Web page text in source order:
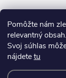
Pomôžte nám
relevantný
Svoj súhlas
nájdetetu